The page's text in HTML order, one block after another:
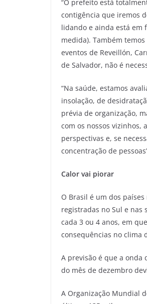
“O prefeito está
contigência que iremos
lidando e ainda está em
medida). Também
eventos de Reveillón,
de Salvador, não é
“Na saúde, estamos
insolação, de
prévia de organização,
com os nossos vizinhos,
perspectivas e, se
concentração de
Calor vai piorar
O Brasil é um dos
registradas no Sul e nas
cada 3 ou 4 anos, em
consequências no clima
A previsão é que a onda
do mês de dezembro
A Organização Mundial